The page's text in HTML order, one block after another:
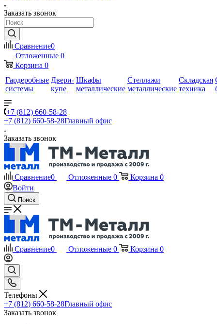
Заказать звонок
Сравнение0
Отложенные 0
Корзина 0
Гардеробные
системы
Двери-
купе
Шкафы
металлические
Стеллажи
металлические
Складская
техника
+7 (812) 660-58-28
+7 (812) 660-58-28Главный офис
Заказать звонок
Сравнение0 Отложенные 0 Корзина 0
Войти
Поиск
Сравнение0 Отложенные 0 Корзина 0
Телефоны
+7 (812) 660-58-28Главный офис
Заказать звонок